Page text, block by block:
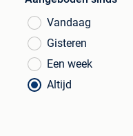
Vandaag
Gisteren
Een week
Altijd